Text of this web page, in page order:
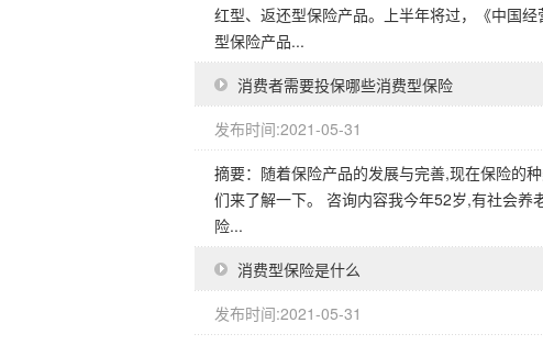
红型、返还型保险产品。上半年将过，《中国
型保险产品...
消费者需要投保哪些消费型保险
发布时间:2021-05-31
摘要：随着保险产品的发展与完善,现在保险的
们来了解一下。 咨询内容我今年52岁,有社会
险...
消费型保险是什么
发布时间:2021-05-31